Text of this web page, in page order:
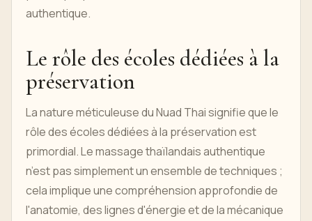
authentique.
Le rôle des écoles dédiées à la
préservation
La nature méticuleuse du Nuad Thai signifie que le
rôle des écoles dédiées à la préservation est
primordial. Le massage thaïlandais authentique
n’est pas simplement un ensemble de techniques ;
cela implique une compréhension approfondie de
l'anatomie, des lignes d'énergie et de la mécanique